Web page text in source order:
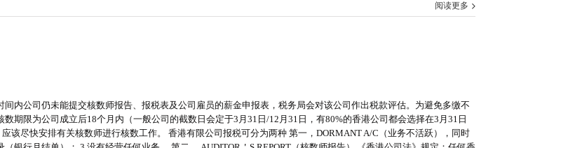
阅读更多
内公司仍未能提交核数师报告、报税表及公司雇员的薪金申报表，税务局会对该公司作出税款评估。为避免多缴不
期限为公司成立后18个月内（一般公司的截数日会定于3月31日/12月31日，有80%的香港公司都会选择在3月31日
尽快安排有关核数师进行核数工作。 香港有限公司报税可分为两种 第一，DORMANT A/C（业务不活跃），同时